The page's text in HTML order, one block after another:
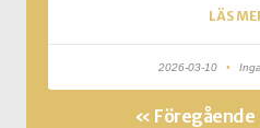
LÄS
2026-03-10
« Föregående